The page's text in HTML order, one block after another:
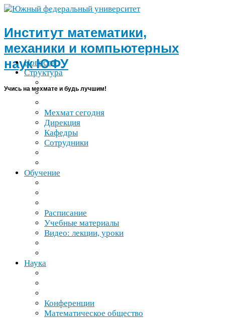
Институт математики,
механики и компьютерных
наукЮФУ
Учись на мехмате и будь лучшим!
Новости
Структура
Мехмат сегодня
Дирекция
Кафедры
Сотрудники
Обучение
Расписание
Учебные материалы
Видео: лекции, уроки
Наука
Конференции
Математическое общество